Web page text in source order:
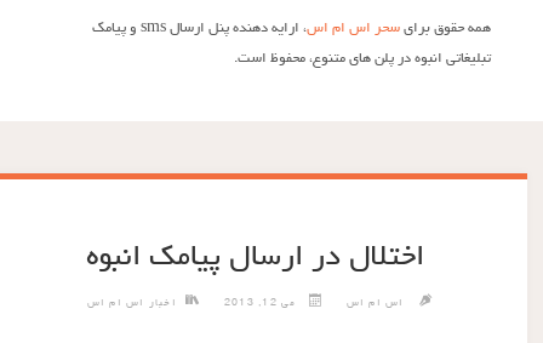
همه حقوق برایسحر اس ام اس
، ارایه دهنده پنل ارسال sms و پیامک
تبلیغاتی انبوه در پلن های متنوع، محفوظ است.
اختلال در ارسال پیامک انبوه
اس ام اس می 12, 2013 اخبار اس ام اس